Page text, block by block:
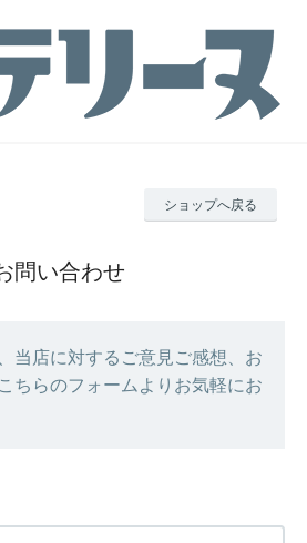
ショップへ戻る
問い合わせ
当店に対するご意見ご感想、お
ちらのフォームよりお気軽にお